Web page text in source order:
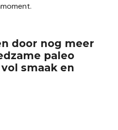
door nog meer
paleo
smaak en